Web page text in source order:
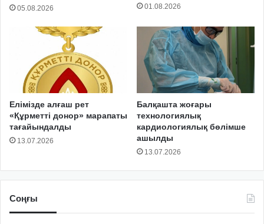
05.08.2026 01.08.2026
Елімізде алғаш рет
«Құрметті донор» марапаты
тағайындалды
13.07.2026
Балқашта жоғары
технологиялық
кардиологиялық бөлімше
ашылды
13.07.2026
Соңғы